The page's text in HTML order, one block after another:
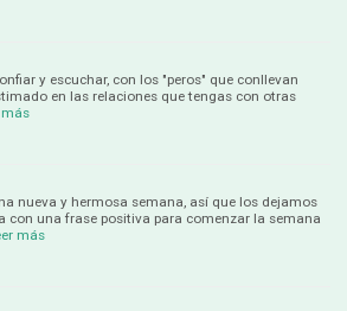
y escuchar, con los "peros" que conllevan
en las relaciones que tengas con otras
más
nueva y hermosa semana, así que los dejamos
una frase positiva para comenzar la semana
más